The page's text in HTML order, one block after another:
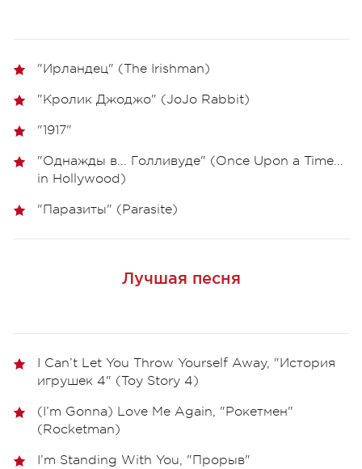
"Ирландец" (The Irishman)
"Кролик Джоджо" (JoJo Rabbit)
"1917"
"Однажды в... Голливуде" (Once Upon a Time...
in Hollywood)
"Паразиты" (Parasite)
Лучшая песня
I Can’t Let You Throw Yourself Away, "История
игрушек 4" (Toy Story 4)
(I’m Gonna) Love Me Again, "Рокетмен"
(Rocketman)
I’m Standing With You, "Прорыв"